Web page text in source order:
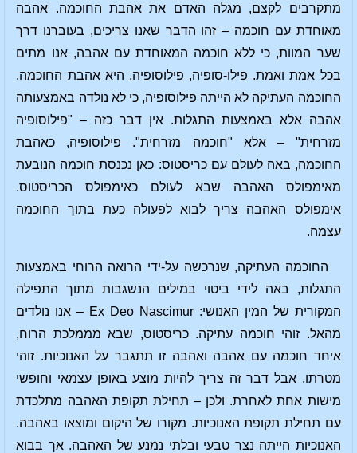
מתקרבים לקצם, מגלה האדם את אהבת החוכמה. אהבה
מאוחדת עם חוכמה – זהו הדבר שאנו צריכים, בעוברנו דרך
שער המוות, כי ללא חוכמה המאוחדת עם אהבה, אנו מתים
בכל אמת ואמת. פילו-סופיה, פילוסופיה, היא אהבת החוכמה.
החוכמה העתיקה לא הייתה פילוסופיה, כי לא נולדה באמצעותה
אהבה אלא באמצעות התגלות. אין דבר כזה – "פילוסופיה
מזרחית" – אלא "חוכמה מזרחית". פילוסופיה, כאהבת
החוכמה, באה לעולם עם כריסטוס: כאן נכנסת חוכמה הנובעת
מאימפולס האהבה שבא לעולם כאימפולס הכריסטוס.
אימפולס האהבה צריך לבוא לפעולה כעת בתוך החוכמה
עצמה.
החוכמה העתיקה, שנרכשה על-ידי הרואה הרוחי באמצעות
התגלות, באה לידי ביטוי במילים הנשגבות מתוך התפילה
המקורית של המין האנושי: Ex Deo Nascimur – אנו נולדים
מהאל. זוהי חוכמה עתיקה. כריסטוס, שבא מממלכת הרוח,
איחד חוכמה עם אהבה ואהבה זו תתגבר על האנוכיות. זוהי
מטרתו. אבל דבר זה צריך להיות מוצע באופן עצמאי וחופשי
מישות אחת לאחרת. ולכן – תחילת תקופת האהבה מתלכדת
עם תחילת תקופת האנוכיות. מקורו של היקום ומוצאו באהבה.
האנוכיות הייתה נצר טבעי ובלתי נמנע של האהבה. אך בבוא